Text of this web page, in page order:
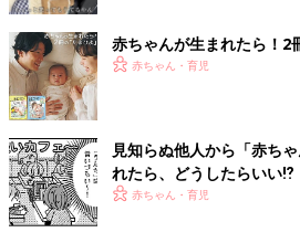
ママが険しい表情で、慌てて速足でベ
動も激しくなり、赤ちゃんに一層ストレ
赤ちゃん連れのおでかけは、時間に余
原則。
事故防止のためにも、赤ちゃんに楽し
も、ぜひ守るようにしましょう。
ベビーカー選びでは“振動対策”に注
赤ちゃんが生まれたら！2
赤ちゃん・育児
見知らぬ他人から「赤ち
れたら、どうしたらいい⁉︎
赤ちゃん・育児